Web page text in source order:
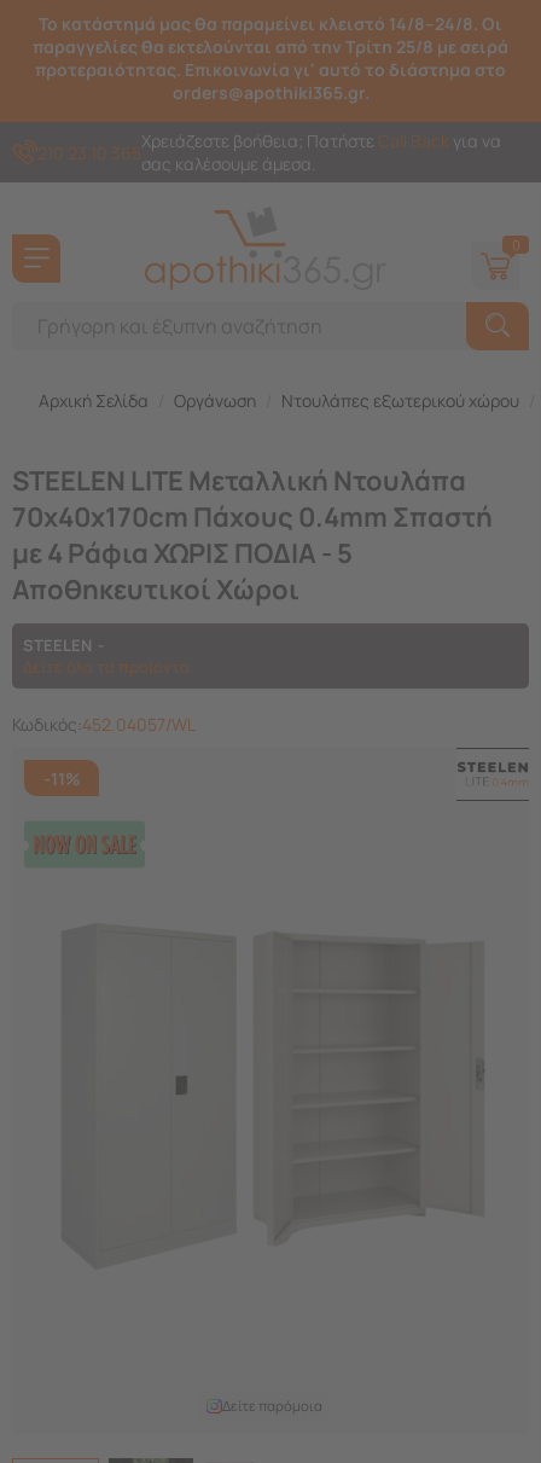
Το κατάστημά μας θα παραμείνει κλειστό 14/8–24/8. Οι
παραγγελίες θα εκτελούνται από την Τρίτη 25/8 με σειρά
προτεραιότητας. Επικοινωνία γι' αυτό το διάστημα στο
orders@apothiki365.gr.
210 23 10 365Χρειάζεστε βοήθεια; Πατήστε Call Back για να
σας καλέσουμε άμεσα.
0
Αρχική Σελίδα Οργάνωση Ντουλάπες εξωτερικού χώρου
-11%
Δείτε παρόμοια
STEELEN LITE Μεταλλική Ντουλάπα
70x40x170cm Πάχους 0.4mm Σπαστή
με 4 Ράφια ΧΩΡΙΣ ΠΟΔΙΑ - 5
Αποθηκευτικοί Χώροι
STEELEN
Δείτε όλα τα προϊόντα
Κωδικός:452.04057/WL